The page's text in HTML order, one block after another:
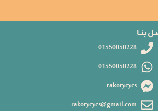
بنــا
01550050228
01550050228
rakotycycs
rakotycycs@gmail.com